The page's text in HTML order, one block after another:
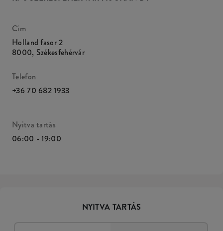
Cím
Holland fasor 2
8000, Székesfehérvár
Telefon
+36 70 682 1933
Nyitva tartás
06:00 - 19:00
NYITVA TARTÁS